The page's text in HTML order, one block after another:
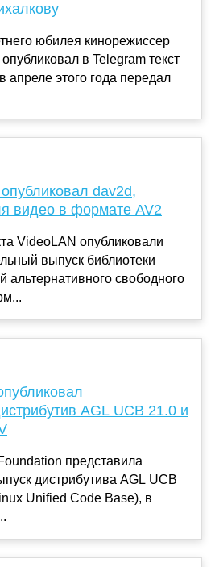
юбилея кинорежиссер
в Telegram текст
апреле этого года передал
dav2d,
видео в формате AV2
VideoLAN опубликовали
выпуск библиотеки
альтернативного свободного
AGL UCB 21.0 и
представила
дистрибутива AGL UCB
Unified Code Base), в